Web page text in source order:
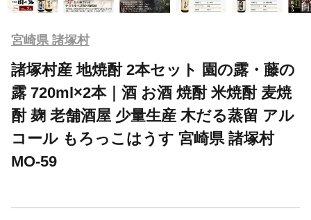
宮崎県 諸塚村
諸塚村産 地焼酎 2本セット 園の露・藤の
露 720ml×2本｜酒 お酒 焼酎 米焼酎 麦焼
酎 麹 老舗酒屋 少量生産 木だる蒸留 アル
コール もろっこはうす 宮崎県 諸塚村
MO-59